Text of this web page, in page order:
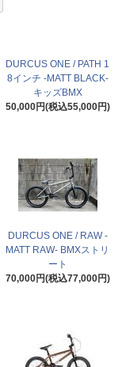
DURCUS ONE / PATH 1
8インチ -MATT BLACK-
キッズBMX
50,000円(税込55,000円)
DURCUS ONE / RAW -
MATT RAW- BMXストリ
ート
70,000円(税込77,000円)